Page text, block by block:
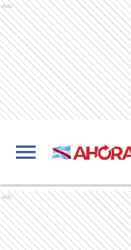
Ads
Ads